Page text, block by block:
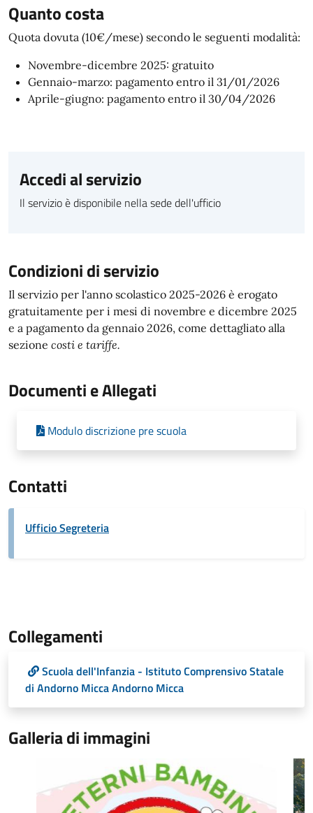
Quanto costa
Quota dovuta (10€/mese) secondo le seguenti modalità:
Novembre-dicembre 2025: gratuito
Gennaio-marzo: pagamento entro il 31/01/2026
Aprile-giugno: pagamento entro il 30/04/2026
Accedi al servizio
Il servizio è disponibile nella sede dell'ufficio
Condizioni di servizio
Il servizio per l'anno scolastico 2025-2026 è erogato
gratuitamente per i mesi di novembre e dicembre 2025
e a pagamento da gennaio 2026, come dettagliato alla
sezione costi e tariffe.
Documenti e Allegati
Modulo discrizione pre scuola
Contatti
Ufficio Segreteria
Collegamenti
Scuola dell'Infanzia - Istituto Comprensivo Statale
di Andorno Micca Andorno Micca
Galleria di immagini